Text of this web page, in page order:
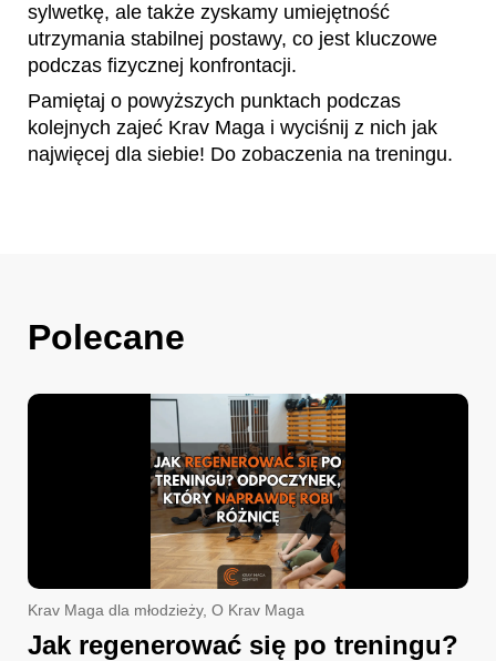
sylwetkę, ale także zyskamy umiejętność
utrzymania stabilnej postawy, co jest kluczowe
podczas fizycznej konfrontacji.
Pamiętaj o powyższych punktach podczas
kolejnych zajeć Krav Maga i wyciśnij z nich jak
najwięcej dla siebie! Do zobaczenia na treningu.
Polecane
Krav Maga dla młodzieży, O Krav Maga
Jak regenerować się po treningu?